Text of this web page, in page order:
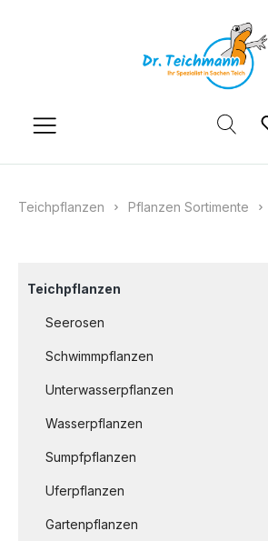
Teichpflanzen Pflanzen Sortimente
Teichpflanzen
Seerosen
Schwimmpflanzen
Unterwasserpflanzen
Wasserpflanzen
Sumpfpflanzen
Uferpflanzen
Gartenpflanzen